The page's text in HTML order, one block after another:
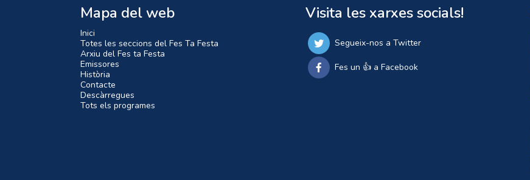
Mapa del web
Inici
Totes les seccions del Fes Ta Festa
Arxiu del Fes ta Festa
Emissores
Història
Contacte
Descàrregues
Tots els programes
Visita les xarxes socials!
Segueix-nos a Twitter
Fes un 👍 a Facebook